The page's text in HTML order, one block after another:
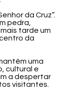
da Cruz”.
pedra,
tarde um
da
uma
cultural e
a despertar
visitantes.